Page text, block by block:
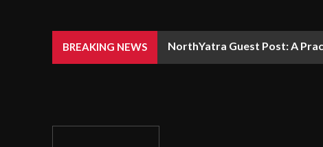
BREAKING NEWS NorthYatra Guest Post: A